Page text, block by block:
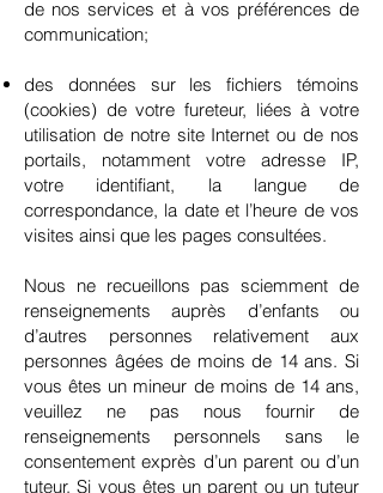
de nos services et à vos préférences de
communication;
des données sur les fichiers témoins
(cookies) de votre fureteur, liées à votre
utilisation de notre site Internet ou de nos
portails, notamment votre adresse IP,
votre identifiant, la langue de
correspondance, la date et l’heure de vos
visites ainsi que les pages consultées.
Nous ne recueillons pas sciemment de
renseignements auprès d’enfants ou
d’autres personnes relativement aux
personnes âgées de moins de 14 ans. Si
vous êtes un mineur de moins de 14 ans,
veuillez ne pas nous fournir de
renseignements personnels sans le
consentement exprès d’un parent ou d’un
tuteur. Si vous êtes un parent ou un tuteur